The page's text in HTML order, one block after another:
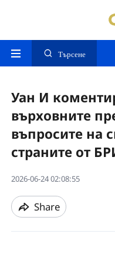
Търсене
Уан И
върховните
въпросите на
страните от
2026-06-24 02:08:55
Share